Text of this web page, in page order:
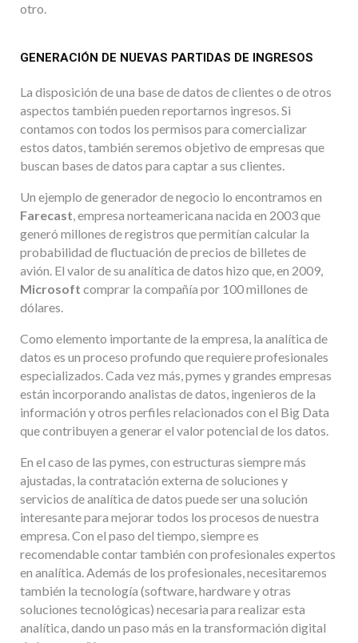
otro.
GENERACIÓN DE NUEVAS PARTIDAS DE INGRESOS
La disposición de una base de datos de clientes o de otros
aspectos también pueden reportarnos ingresos. Si
contamos con todos los permisos para comercializar
estos datos, también seremos objetivo de empresas que
buscan bases de datos para captar a sus clientes.
Un ejemplo de generador de negocio lo encontramos en
Farecast, empresa norteamericana nacida en 2003 que
generó millones de registros que permitían calcular la
probabilidad de fluctuación de precios de billetes de
avión. El valor de su analítica de datos hizo que, en 2009,
Microsoft comprar la compañía por 100 millones de
dólares.
Como elemento importante de la empresa, la analítica de
datos es un proceso profundo que requiere profesionales
especializados. Cada vez más, pymes y grandes empresas
están incorporando analistas de datos, ingenieros de la
información y otros perfiles relacionados con el Big Data
que contribuyen a generar el valor potencial de los datos.
En el caso de las pymes, con estructuras siempre más
ajustadas, la contratación externa de soluciones y
servicios de analítica de datos puede ser una solución
interesante para mejorar todos los procesos de nuestra
empresa. Con el paso del tiempo, siempre es
recomendable contar también con profesionales expertos
en analítica. Además de los profesionales, necesitaremos
también la tecnología (software, hardware y otras
soluciones tecnológicas) necesaria para realizar esta
analítica, dando un paso más en la transformación digital